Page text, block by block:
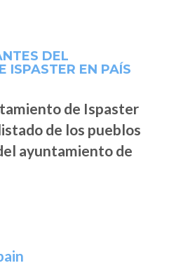
DEL
ISPASTER EN PAÍS
de los pueblos
ayuntamiento de